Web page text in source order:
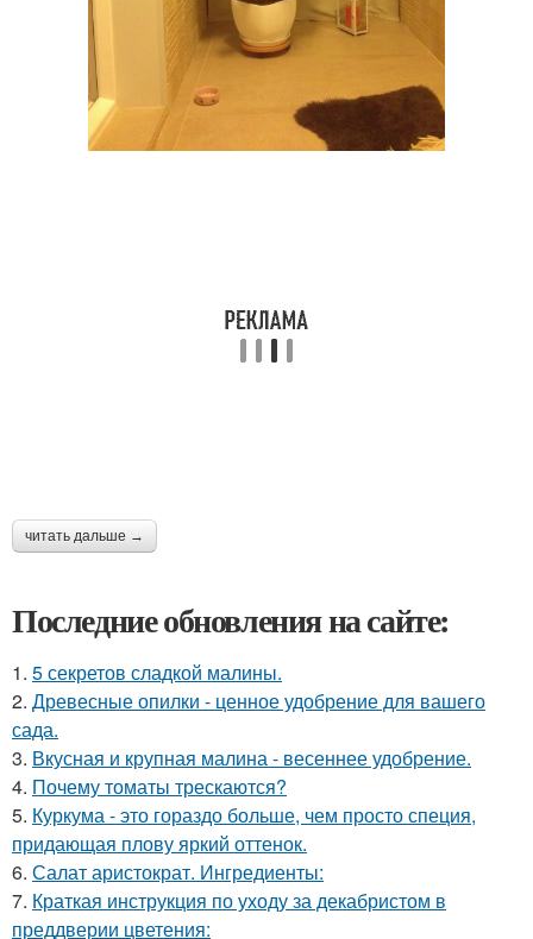
читать дальше →
Последние обновления на сайте:
1. 5 секретов сладкой малины.
2. Древесные опилки - ценное удобрение для вашего
сада.
3. Вкусная и крупная малина - весеннее удобрение.
4. Почему томаты трескаются?
5. Куркума - это гораздо больше, чем просто специя,
придающая плову яркий оттенок.
6. Салат аристократ. Ингредиенты:
7. Краткая инструкция по уходу за декабристом в
преддверии цветения: